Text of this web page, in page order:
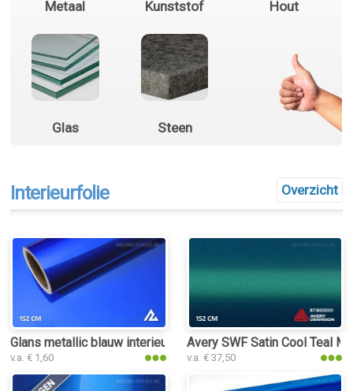
Metaal Kunststof Hout
Glas Steen
Overzicht
Interieurfolie
Glans metallic blauw interieurfolie
v.a. € 1,60
Avery SWF Satin Cool Teal
v.a. € 37,50